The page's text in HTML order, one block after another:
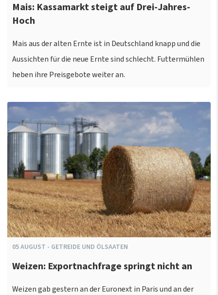
Mais: Kassamarkt steigt auf Drei-Jahres-
Hoch
Mais aus der alten Ernte ist in Deutschland knapp und die
Aussichten für die neue Ernte sind schlecht. Futtermühlen
heben ihre Preisgebote weiter an.
05AUGUST - GETREIDE UND ÖLSAATEN
Weizen: Exportnachfrage springt nicht an
Weizen gab gestern an der Euronext in Paris und an der